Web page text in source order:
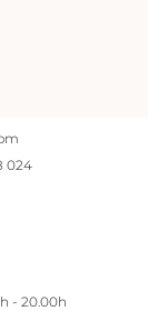
024
- 20.00h